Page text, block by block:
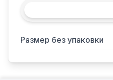
Размер без упаковки